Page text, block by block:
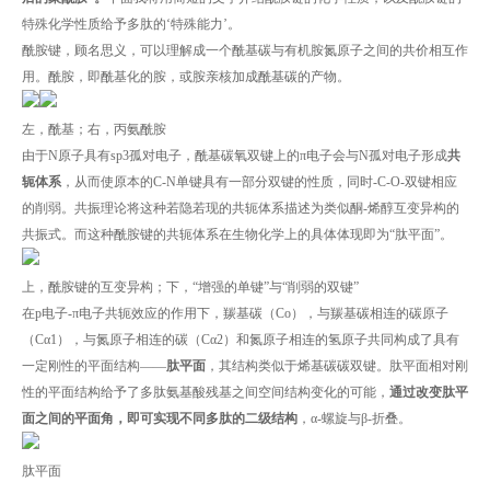
特殊化学性质给予多肽的‘特殊能力’。
酰胺键，顾名思义，可以理解成一个酰基碳与有机胺氮原子之间的共价相互作
用。酰胺，即酰基化的胺，或胺亲核加成酰基碳的产物。
左，酰基；右，丙氨酰胺
由于N原子具有sp3孤对电子，酰基碳氧双键上的π电子会与N孤对电子形成共
轭体系 ，从而使原本的C-N单键具有一部分双键的性质，同时-C-O-双键相应
的削弱。共振理论将这种若隐若现的共轭体系描述为类似酮-烯醇互变异构的
共振式。而这种酰胺键的共轭体系在生物化学上的具体体现即为“肽平面”。
上，酰胺键的互变异构；下，“增强的单键”与“削弱的双键”
在p电子-π电子共轭效应的作用下，羰基碳（Co），与羰基碳相连的碳原子
（Cα1），与氮原子相连的碳（Cα2）和氮原子相连的氢原子共同构成了具有
一定刚性的平面结构——肽平面 ，其结构类似于烯基碳碳双键。肽平面相对刚
性的平面结构给予了多肽氨基酸残基之间空间结构变化的可能， 通过改变肽平
面之间的平面角，即可实现不同多肽的二级结构 ，α-螺旋与β-折叠。
肽平面